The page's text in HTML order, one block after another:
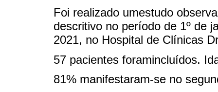
Foi realizado umestudo
descritivo no período de 1º de
2021, no Hospital de Clínicas
57 pacientes foramincluídos.
81% manifestaram-se no